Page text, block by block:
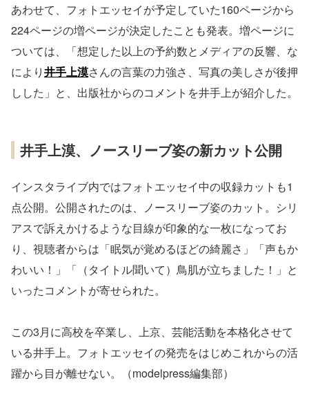
あわせて、フォトエッセイが予定していた160ページから
224ページの増ページが決定したことも発表。増ページに
ついては、「想定した以上の予約数とメディアの反響、な
により井手上漠さんの言葉の力強さ、写真の美しさが後押
しした」と、出版社からのコメントを井手上が紹介した。
井手上漠、ノースリーブ姿の新カット公開
インスタライブ内ではフォトエッセイ中の収録カットも1
点公開。公開されたのは、ノースリーブ姿のカット。シリ
アスで訴えかけるような目線が印象的な一枚になってお
り、視聴者からは「眠気が覚めるほどの綺麗さ」「声もか
わいい！」「（タイトル聞いて）鳥肌が立ちました！」と
いったコメントが寄せられた。
この3月に高校を卒業し、上京、芸能活動を本格化させて
いる井手上。フォトエッセイの発売をはじめこれからの活
躍から目が離せない。（modelpress編集部）